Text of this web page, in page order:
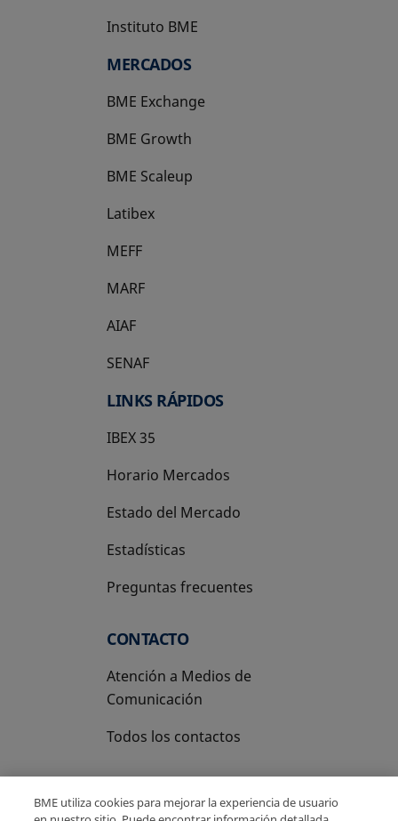
Instituto BME
se abre en una pestaña nueva
MERCADOS
BME Exchange
BME Growth
se abre en una pestaña nueva
BME Scaleup
se abre en una pestaña nueva
Latibex
se abre en una pestaña nueva
MEFF
se abre en una pestaña nueva
MARF
AIAF
SENAF
LINKS RÁPIDOS
IBEX 35
Horario Mercados
Estado del Mercado
Estadísticas
Preguntas frecuentes
CONTACTO
Atención a Medios de
Comunicación
Todos los contactos
BME utiliza cookies para mejorar la experiencia de usuario